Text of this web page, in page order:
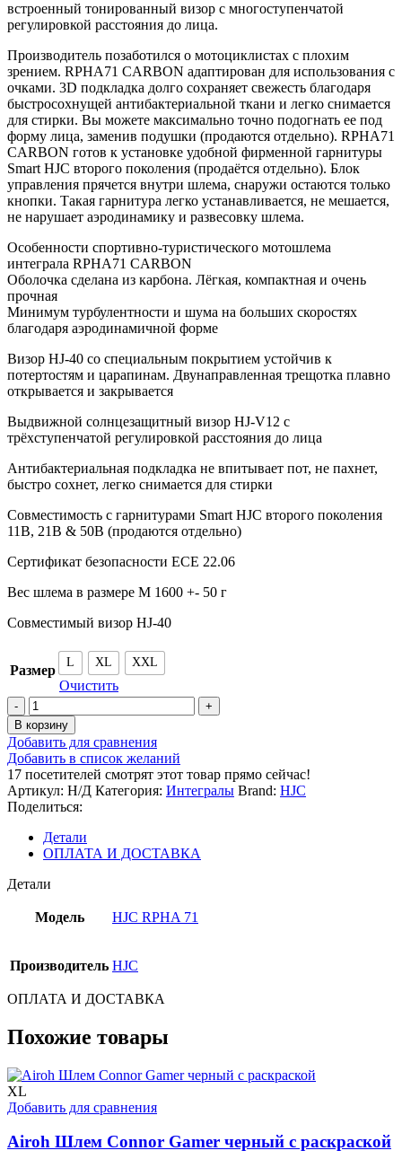
встроенный тонированный визор с многоступенчатой
регулировкой расстояния до лица.
Производитель позаботился о мотоциклистах с плохим
зрением. RPHA71 CARBON адаптирован для использования с
очками. 3D подкладка долго сохраняет свежесть благодаря
быстросохнущей антибактериальной ткани и легко снимается
для стирки. Вы можете максимально точно подогнать ее под
форму лица, заменив подушки (продаются отдельно). RPHA71
CARBON готов к установке удобной фирменной гарнитуры
Smart HJC второго поколения (продаётся отдельно). Блок
управления прячется внутри шлема, снаружи остаются только
кнопки. Такая гарнитура легко устанавливается, не мешается,
не нарушает аэродинамику и развесовку шлема.
Особенности спортивно-туристического мотошлема
интеграла RPHA71 CARBON
Оболочка сделана из карбона. Лёгкая, компактная и очень
прочная
Минимум турбулентности и шума на больших скоростях
благодаря аэродинамичной форме
Визор HJ-40 со специальным покрытием устойчив к
потертостям и царапинам. Двунаправленная трещотка плавно
открывается и закрывается
Выдвижной солнцезащитный визор HJ-V12 с
трёхступенчатой регулировкой расстояния до лица
Антибактериальная подкладка не впитывает пот, не пахнет,
быстро сохнет, легко снимается для стирки
Совместимость с гарнитурами Smart HJC второго поколения
11B, 21B & 50B (продаются отдельно)
Сертификат безопасности ECE 22.06
Вес шлема в размере M 1600 +- 50 г
Совместимый визор HJ-40
Размер L XL XXL
Очистить
Количество
товара
HJC
Шлем
RPHA
71
CARBON
CARBON
В корзину
Добавить для сравнения
Добавить в список желаний
17 посетителей смотрят этот товар прямо сейчас!
Артикул: Н/Д Категория: Интегралы Brand: HJC
Поделиться:
Детали
ОПЛАТА И ДОСТАВКА
Детали
Модель HJC RPHA 71
Производитель HJC
ОПЛАТА И ДОСТАВКА
Похожие товары
XL
Добавить для сравнения
Airoh Шлем Connor Gamer черный с раскраской